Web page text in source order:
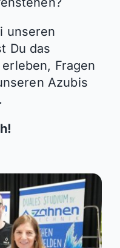
unseren
Du das
Fragen
Azubis